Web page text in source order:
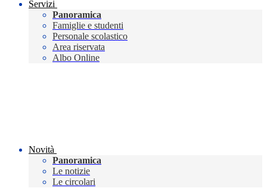
Servizi
Panoramica
Famiglie e studenti
Personale scolastico
Area riservata
Albo Online
Novità
Panoramica
Le notizie
Le circolari